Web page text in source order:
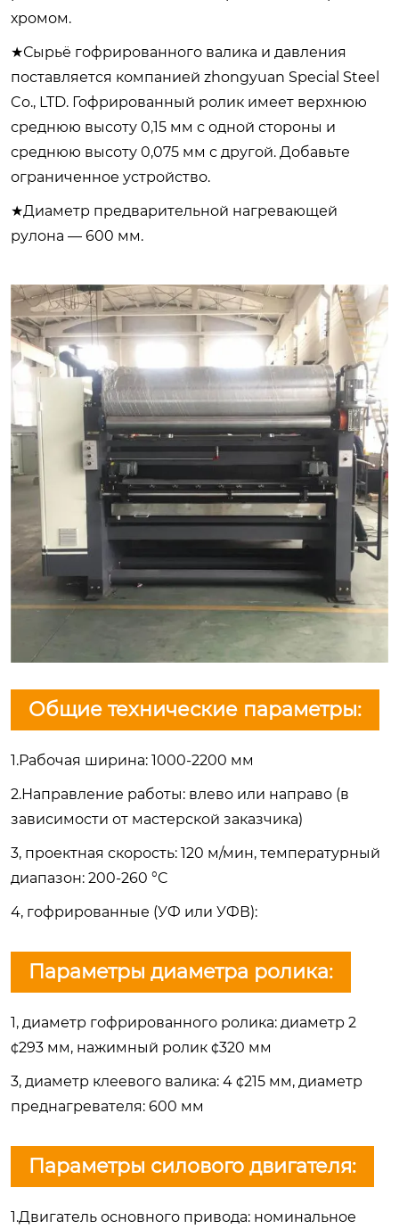
хромом.
★Сырьё гофрированного валика и давления
поставляется компанией zhongyuan Special Steel
Co., LTD. Гофрированный ролик имеет верхнюю
среднюю высоту 0,15 мм с одной стороны и
среднюю высоту 0,075 мм с другой. Добавьте
ограниченное устройство.
★Диаметр предварительной нагревающей
рулона — 600 мм.
Общие технические параметры:
1.Рабочая ширина: 1000-2200 мм
2.Направление работы: влево или направо (в
зависимости от мастерской заказчика)
3, проектная скорость: 120 м/мин, температурный
диапазон: 200-260 °C
4, гофрированные (УФ или УФВ):
Параметры диаметра ролика:
1, диаметр гофрированного ролика: диаметр 2
¢293 мм, нажимный ролик ¢320 мм
3, диаметр клеевого валика: 4 ¢215 мм, диаметр
преднагревателя: 600 мм
Параметры силового двигателя:
1.Двигатель основного привода: номинальное